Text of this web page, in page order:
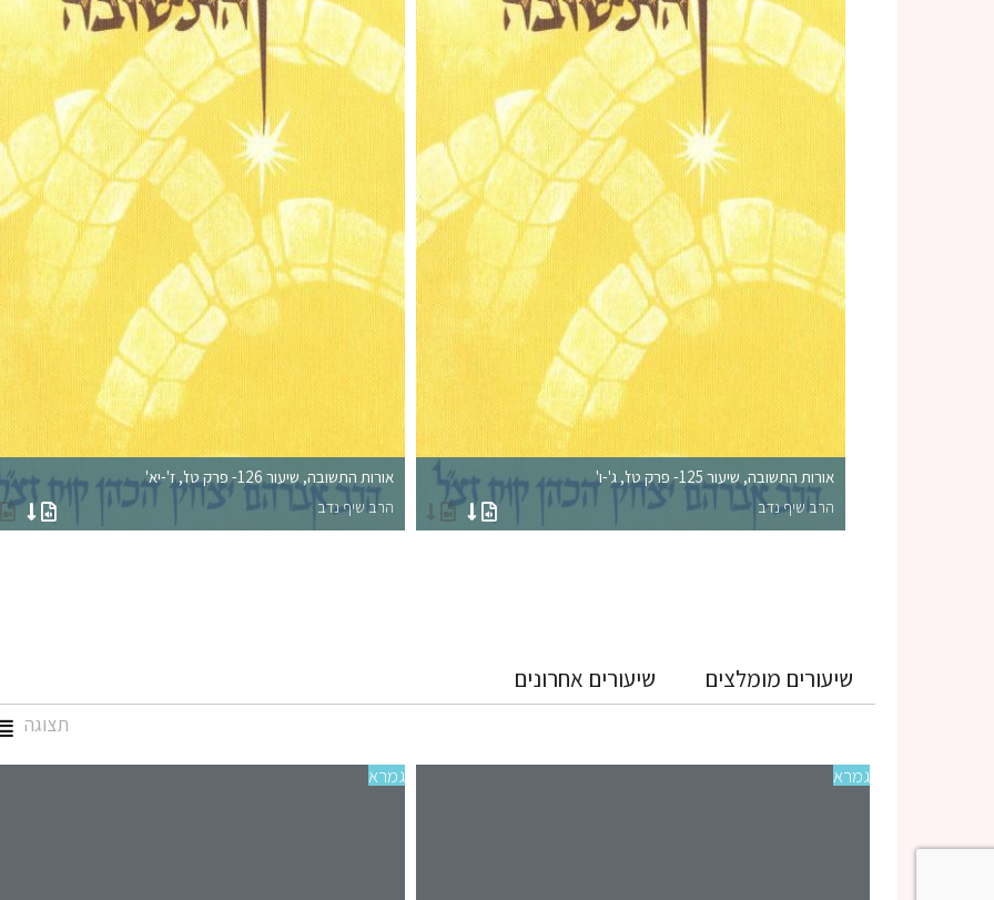
אורות התשובה, שיעור 125- פרק טז', ג'-ו'
הרב שיף נדב
אורות התשובה, שיעור 126- פרק טז', ז'-יא'
הרב שיף נדב
שיעורים מומלצים שיעורים אחרונים
תצוגה
גמרא גמרא